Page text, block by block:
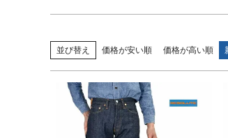
並び替え 価格が安い順 価格が高い順